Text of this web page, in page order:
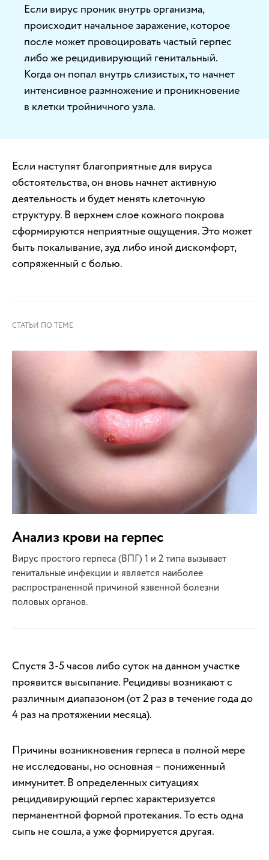
Если вирус проник внутрь организма,
происходит начальное заражение, которое
после может провоцировать частый герпес
либо же рецидивирующий генитальный.
Когда он попал внутрь слизистых, то начнет
интенсивное размножение и проникновение
в клетки тройничного узла.
Если наступят благоприятные для вируса
обстоятельства, он вновь начнет активную
деятельность и будет менять клеточную
структуру. В верхнем слое кожного покрова
сформируются неприятные ощущения. Это может
быть покалывание, зуд либо иной дискомфорт,
сопряженный с болью.
Анализ крови на герпес
Вирус простого герпеса (ВПГ) 1 и 2 типа вызывает
генитальные инфекции и является наиболее
распространенной причиной язвенной болезни
половых органов.
Спустя 3-5 часов либо суток на данном участке
проявится высыпание. Рецидивы возникают с
различным диапазоном (от 2 раз в течение года до
4 раз на протяжении месяца).
Причины возникновения герпеса в полной мере
не исследованы, но основная – пониженный
иммунитет. В определенных ситуациях
рецидивирующий герпес характеризуется
перманентной формой протекания. То есть одна
сыпь не сошла, а уже формируется другая.